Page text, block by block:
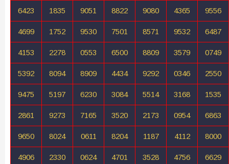
6423 1835 9051 8822 9080 4365 9556
4699 1752 9530 7501 8571 9532 6487
4153 2278 0553 6500 8809 3579 0749
5392 8094 8909 4434 9292 0346 2550
9475 5197 6230 3084 5514 3168 1535
2861 9273 7165 3520 2173 0954 6863
9650 8024 0611 8204 1187 4112 8000
4906 2330 0624 4701 3528 4756 6629